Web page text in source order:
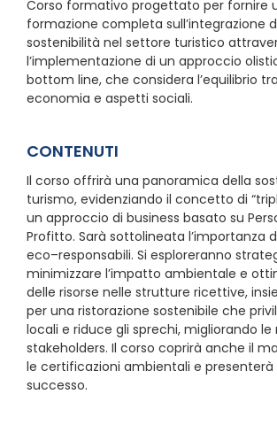
Corso formativo progettato per fornire
formazione completa sull’integrazione
sostenibilità nel settore turistico
l’implementazione di un approccio
bottom line, che considera l’equilibrio
economia e aspetti sociali.
CONTENUTI
Il corso offrirà una panoramica della
turismo, evidenziando il concetto di
un approccio di business basato su
Profitto. Sarà sottolineata l’importanza
eco–responsabili. Si esploreranno
minimizzare l’impatto ambientale e
delle risorse nelle strutture ricettive,
per una ristorazione sostenibile che
locali e riduce gli sprechi, migliorando le
stakeholders. Il corso coprirà anche il
le certificazioni ambientali e presenterà
successo.